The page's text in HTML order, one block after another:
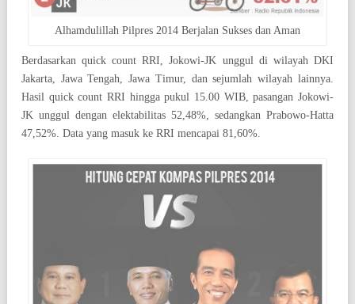
Alhamdulillah Pilpres 2014 Berjalan Sukses dan Aman
Berdasarkan quick count RRI, Jokowi-JK unggul di wilayah DKI
Jakarta, Jawa Tengah, Jawa Timur, dan sejumlah wilayah lainnya.
Hasil quick count RRI hingga pukul 15.00 WIB, pasangan Jokowi-
JK unggul dengan elektabilitas 52,48%, sedangkan Prabowo-Hatta
47,52%. Data yang masuk ke RRI mencapai 81,60%.